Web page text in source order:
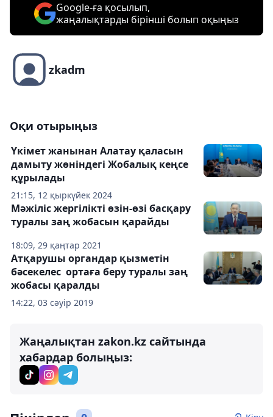
Google-ға қосылып,
жаңалықтарды бірінші болып оқыңыз
zkadm
Оқи отырыңыз
21:15, 12 қыркүйек 2024
Үкімет жанынан Алатау қаласын
дамыту жөніндегі Жобалық кеңсе
құрылады
18:09, 29 қаңтар 2021
Мәжіліс жергілікті өзін-өзі басқару
туралы заң жобасын қарайды
14:22, 03 сәуір 2019
Атқарушы органдар қызметін
бәсекелес ортаға беру туралы заң
жобасы қаралды
Жаңалықтан zakon.kz сайтында
хабардар болыңыз: